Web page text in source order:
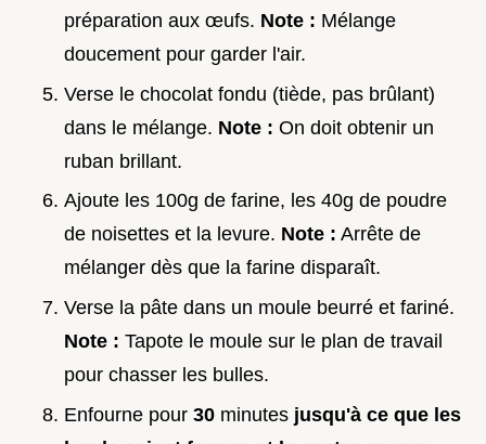
préparation aux œufs. Note : Mélange
doucement pour garder l'air.
Verse le chocolat fondu (tiède, pas brûlant)
dans le mélange. Note : On doit obtenir un
ruban brillant.
Ajoute les 100g de farine, les 40g de poudre
de noisettes et la levure. Note : Arrête de
mélanger dès que la farine disparaît.
Verse la pâte dans un moule beurré et fariné.
Note : Tapote le moule sur le plan de travail
pour chasser les bulles.
Enfourne pour 30 minutes jusqu'à ce que les